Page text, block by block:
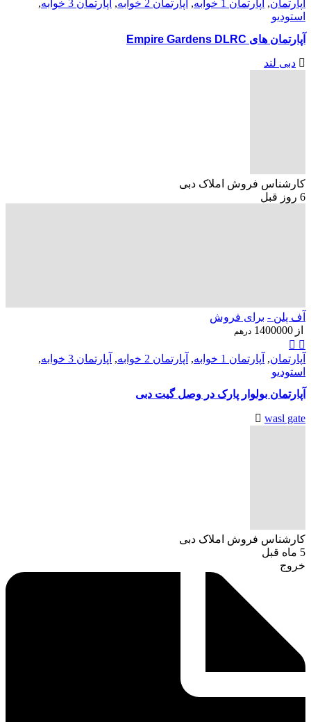
آپارتمان, آپارتمان 1 خوابه , آپارتمان 2 خوابه , آپارتمان 3 خوابه
,
استودیو
آپارتمان های Empire Gardens DLRC
دبی لند
کارشناس فروش املاک دبی
6 روز قبل
آف پلن - برای فروش
از 1400000 درهم
آپارتمان, آپارتمان 1 خوابه , آپارتمان 2 خوابه , آپارتمان 3 خوابه
,
استودیو
آپارتمان بولوار پارک در وصل گیت دبی
wasl gate
کارشناس فروش املاک دبی
5 ماه قبل
خروج